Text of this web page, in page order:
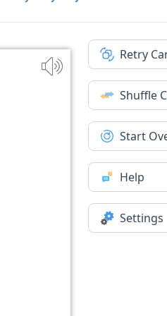
Retry
Shuffle
Start
Help
Settings